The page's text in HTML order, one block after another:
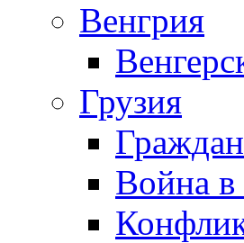
Венгрия
Грузия
Война в